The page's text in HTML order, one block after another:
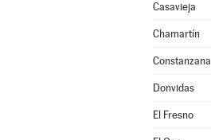
Casavieja
Chamartín
Constanzana
Donvidas
El Fresno